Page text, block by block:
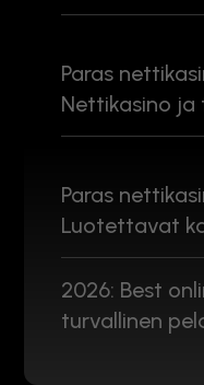
Paras
Nettikasino
Paras
Luotettavat
2026: Best
turvallinen